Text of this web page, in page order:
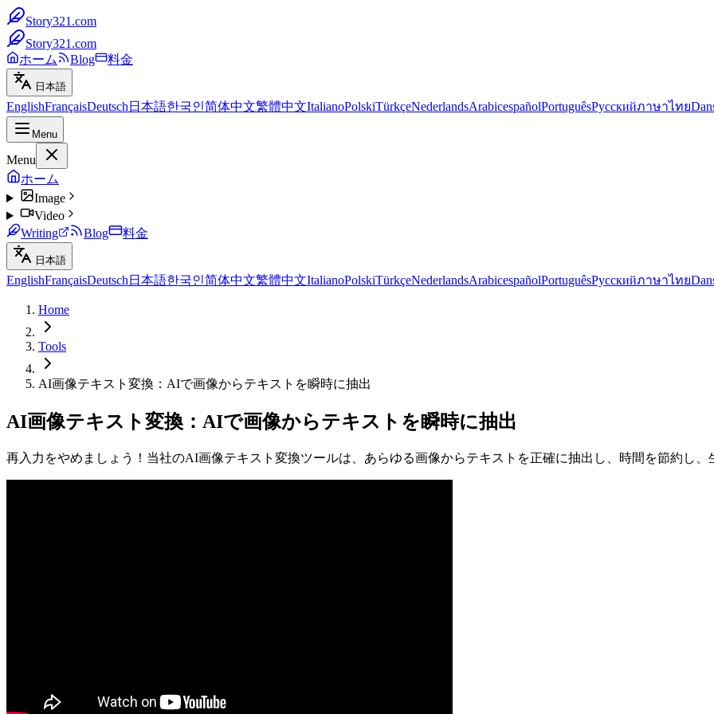
Story321.com
Story321.com
ホーム
Blog 料金
日本語
EnglishFrançaisDeutsch 日本語한국인简体中文繁體中文ItalianoPolskiTürkçeNederlandsArabicespañolPortuguêsРусскийภาษาไทย
Menu
Menu
ホーム
Image
Video
Writing
Blog 料金
日本語
EnglishFrançaisDeutsch 日本語한국인简体中文繁體中文ItalianoPolskiTürkçeNederlandsArabicespañolPortuguêsРусскийภาษาไทย
Home
Tools
AI画像テキスト変換：AIで画像からテキストを瞬時に抽出
AI画像テキスト変換：AIで画像からテキストを瞬時に抽出
再入力をやめましょう！当社のAI画像テキスト変換ツールは、あらゆる画像からテキストを正確に抽出し、時間を節約し、